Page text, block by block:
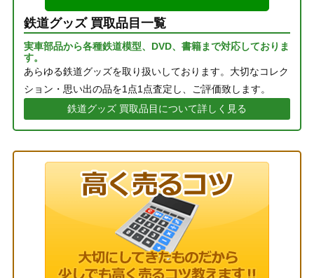
鉄道グッズ 買取品目一覧
実車部品から各種鉄道模型、DVD、書籍まで対応しておりま
す。
あらゆる鉄道グッズを取り扱いしております。大切なコレク
ション・思い出の品を1点1点査定し、ご評価致します。
鉄道グッズ 買取品目について詳しく見る